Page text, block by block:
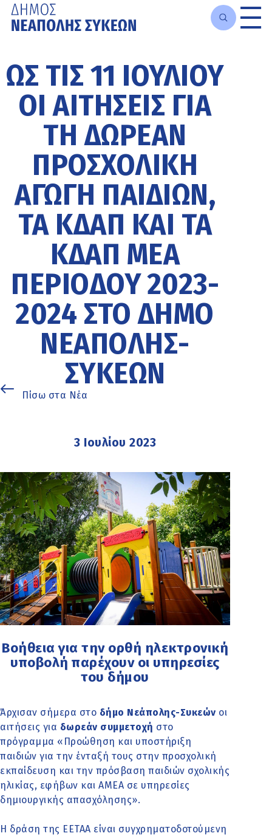
κυρίως
περιεχόμενο
ΩΣ ΤΙΣ 11 ΙΟΥΛΊΟΥ
ΟΙ ΑΙΤΉΣΕΙΣ ΓΙΑ
ΤΗ ΔΩΡΕΆΝ
ΠΡΟΣΧΟΛΙΚΉ
ΑΓΩΓΉ ΠΑΙΔΙΏΝ,
ΤΑ ΚΔΑΠ ΚΑΙ ΤΑ
ΚΔΑΠ ΜΕΑ
ΠΕΡΙΌΔΟΥ 2023-
2024 ΣΤΟ ΔΉΜΟ
ΝΕΆΠΟΛΗΣ-
ΣΥΚΕΏΝ
Πίσω στα Νέα
3 Ιουλίου 2023
Βοήθεια για την ορθή ηλεκτρονική
υποβολή παρέχουν οι υπηρεσίες
του δήμου
Άρχισαν σήμερα στο δήμο Νεάπολης-Συκεών οι
αιτήσεις για δωρεάν συμμετοχή στο
πρόγραμμα «Προώθηση και υποστήριξη
παιδιών για την ένταξή τους στην προσχολική
εκπαίδευση και την πρόσβαση παιδιών σχολικής
ηλικίας, εφήβων και ΑΜΕΑ σε υπηρεσίες
δημιουργικής απασχόλησης».
Η δράση της ΕΕΤΑΑ είναι συγχρηματοδοτούμενη